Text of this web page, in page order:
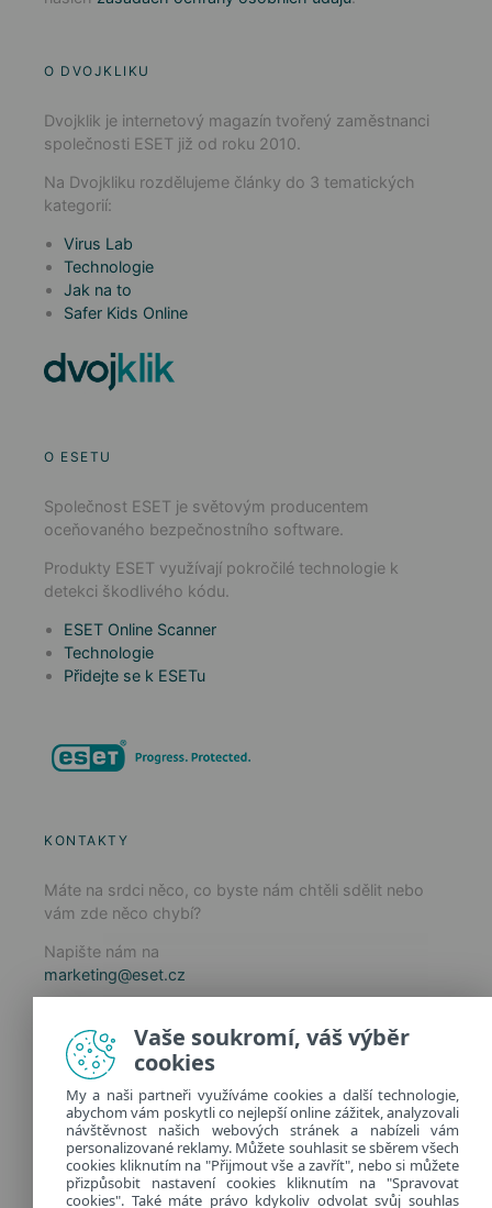
O DVOJKLIKU
Dvojklik je internetový magazín tvořený zaměstnanci
společnosti ESET již od roku 2010.
Na Dvojkliku rozdělujeme články do 3 tematických
kategorií:
Virus Lab
Technologie
Jak na to
Safer Kids Online
O ESETU
Společnost ESET je světovým producentem
oceňovaného bezpečnostního software.
Produkty ESET využívají pokročilé technologie k
detekci škodlivého kódu.
ESET Online Scanner
Technologie
Přidejte se k ESETu
KONTAKTY
Máte na srdci něco, co byste nám chtěli sdělit nebo
vám zde něco chybí?
Napište nám na
marketing@eset.cz
Zásady ochrany osobních údajů
Spravovat cookies
Provozuje:
ESET software spol. s r.o.
Classic 7 Business Park, Jankovcova 1037/49
170 00 Praha 7, Česká republika
IČ: 26467593
Vaše soukromí, váš výběr
cookies
My a naši partneři využíváme cookies a další technologie,
abychom vám poskytli co nejlepší online zážitek, analyzovali
návštěvnost našich webových stránek a nabízeli vám
personalizované reklamy. Můžete souhlasit se sběrem všech
cookies kliknutím na "Přijmout vše a zavřít", nebo si můžete
přizpůsobit nastavení cookies kliknutím na "Spravovat
cookies". Také máte právo kdykoliv odvolat svůj souhlas